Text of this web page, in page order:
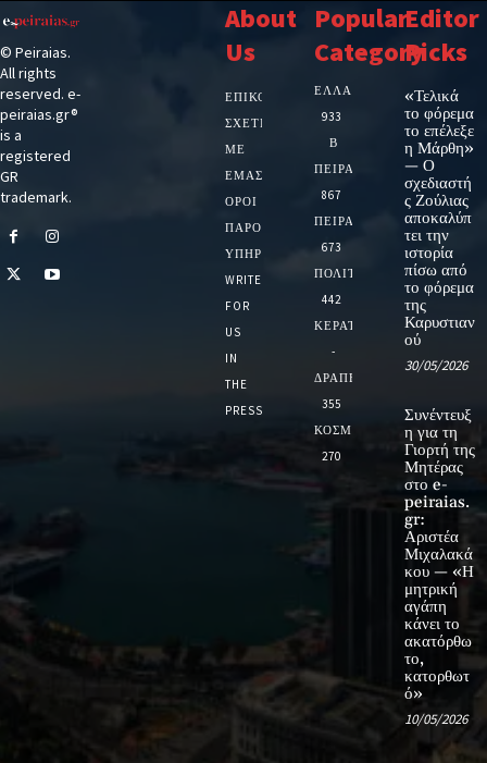
© Peiraias.
All rights
reserved. e-
peiraias.gr®
is a
registered
GR
trademark.
About
Us
ΕΠΙΚΟΙΝΩΝΙΑ
ΣΧΕΤΙΚΆ
ΜΕ
ΕΜΆΣ
ΌΡΟΙ
ΠΑΡΟΧΉΣ
ΥΠΗΡΕΣΙΏΝ
WRITE
FOR
US
IN
THE
PRESS
Popular
Category
ΕΛΛΑΔΑ
933
Β
ΠΕΙΡΑΙΑ
867
ΠΕΙΡΑΙΑΣ
673
ΠΟΛΙΤΙΚΗ
442
ΚΕΡΑΤΣΙΝΙ
-
ΔΡΑΠΕΤΣΩΝΑ
355
ΚΟΣΜΟΣ
270
Editor
Picks
«Τελικά
το φόρεμα
το επέλεξε
η Μάρθη»
— Ο
σχεδιαστή
ς Ζούλιας
αποκαλύπ
τει την
ιστορία
πίσω από
το φόρεμα
της
Καρυστιαν
ού
30/05/2026
Συνέντευξ
η για τη
Γιορτή της
Μητέρας
στο e-
peiraias.
gr:
Αριστέα
Μιχαλακά
κου — «Η
μητρική
αγάπη
κάνει το
ακατόρθω
το,
κατορθωτ
ό»
10/05/2026